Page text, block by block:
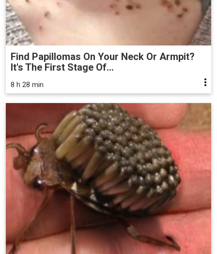
Find Papillomas On Your Neck Or Armpit?
It's The First Stage Of...
8 h 28 min